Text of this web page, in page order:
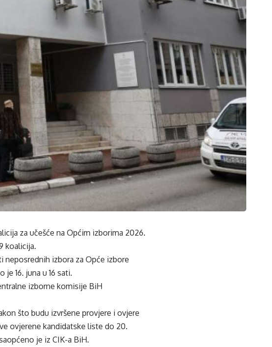
za učešće na Općim izborima 2026.
koalicija.
izbora za Opće izbore
16. juna u 16 sati.
izborne komisije BiH
što budu izvršene provjere i ovjere
ovjerene kandidatske liste do 20.
je iz CIK-a BiH.